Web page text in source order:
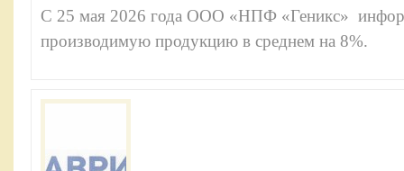
С 25 мая 2026 года ООО «НПФ «Геникс»
производимую продукцию в среднем на 8%.